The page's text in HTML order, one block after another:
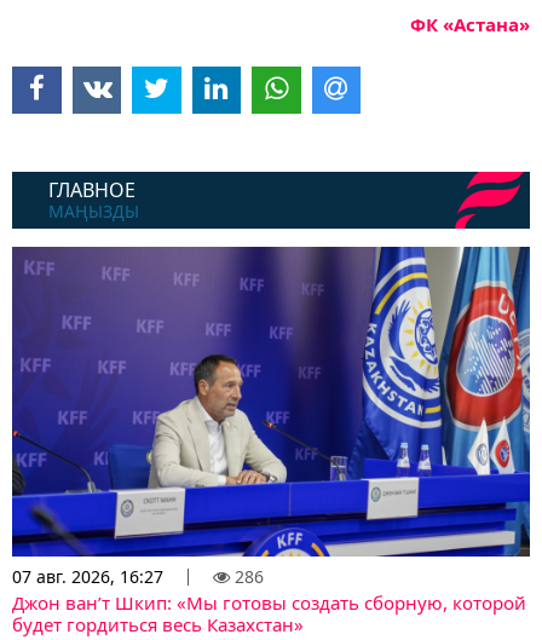
ГЛАВНОЕ
МАҢЫЗДЫ
07 авг. 2026, 16:27 286
Джон ван’т Шкип: «Мы готовы создать сборную, которой
будет гордиться весь Казахстан»
ФК «Астана»